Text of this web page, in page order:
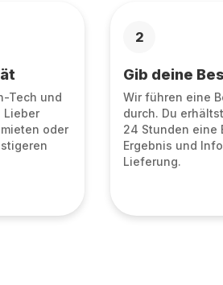
Tech und
Lieber
oder
2
Gib deine
Wir führen eine
durch. Du
24 Stunden eine
Ergebnis und
Lieferung.